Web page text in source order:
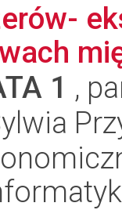
1 ,